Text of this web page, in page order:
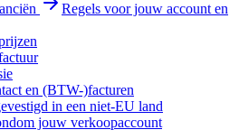
Regels voor jouw account en
en (BTW-)facturen
in een niet-EU land
jouw verkoopaccount